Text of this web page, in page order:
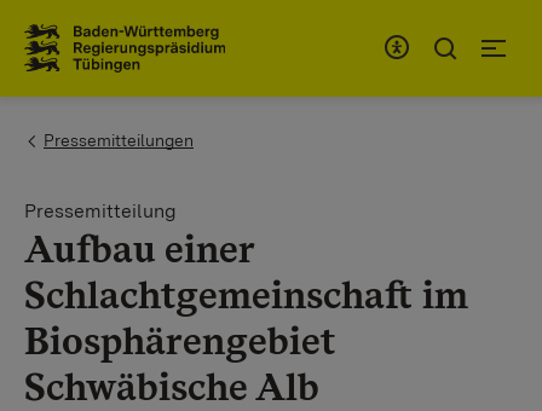
You are here:
Pressemitteilungen
Pressemitteilung
Aufbau einer
Schlachtgemeinschaft im
Biosphärengebiet
Schwäbische Alb